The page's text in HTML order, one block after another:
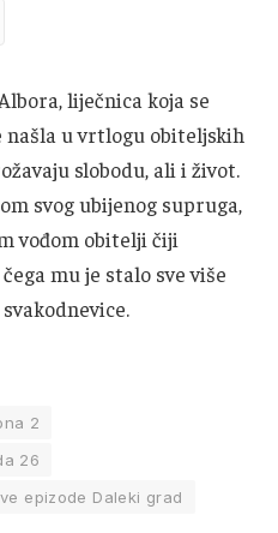
liječnica koja se
našla u vrtlogu obiteljskih
slobodu, ali i život.
svog ubijenog supruga,
vođom obitelji čiji
mu je stalo sve više
2
26
epizode Daleki grad